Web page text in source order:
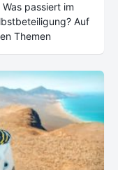
passiert im
Auf
Themen